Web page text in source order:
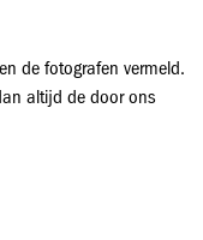
de fotografen vermeld.
altijd de door ons